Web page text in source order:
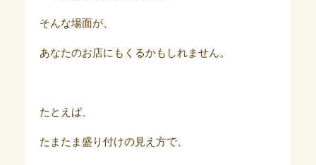
そんな場面が、
あなたのお店にもくるかもしれません。
たとえば、
たまたま盛り付けの見え方で、